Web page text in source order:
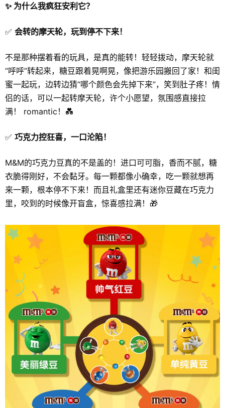
✨ 为什么我疯狂安利它？
✅ 会转的摩天轮，玩到停不下来！
不是那种摆着看的玩具，是真的能转！轻轻拨动，摩天轮就
“呼呼”转起来，糖豆跟着晃啊晃，像把游乐园搬回了家！和闺
蜜一起玩，边转边猜“哪个颜色会先掉下来”，笑到肚子疼！情
侣的话，可以一起转摩天轮，许个小愿望，氛围感直接拉
满！ romantic！💑
✅ 巧克力控狂喜，一口沦陷！
M&M的巧克力豆真的不是盖的！进口可可脂，香而不腻，糖
衣脆得刚好，不会黏牙。每一颗都像小确幸，吃一颗就想再
来一颗，根本停不下来！而且礼盒里还有迷你豆藏在巧克力
里，咬到的时候像开盲盒，惊喜感拉满！🎁